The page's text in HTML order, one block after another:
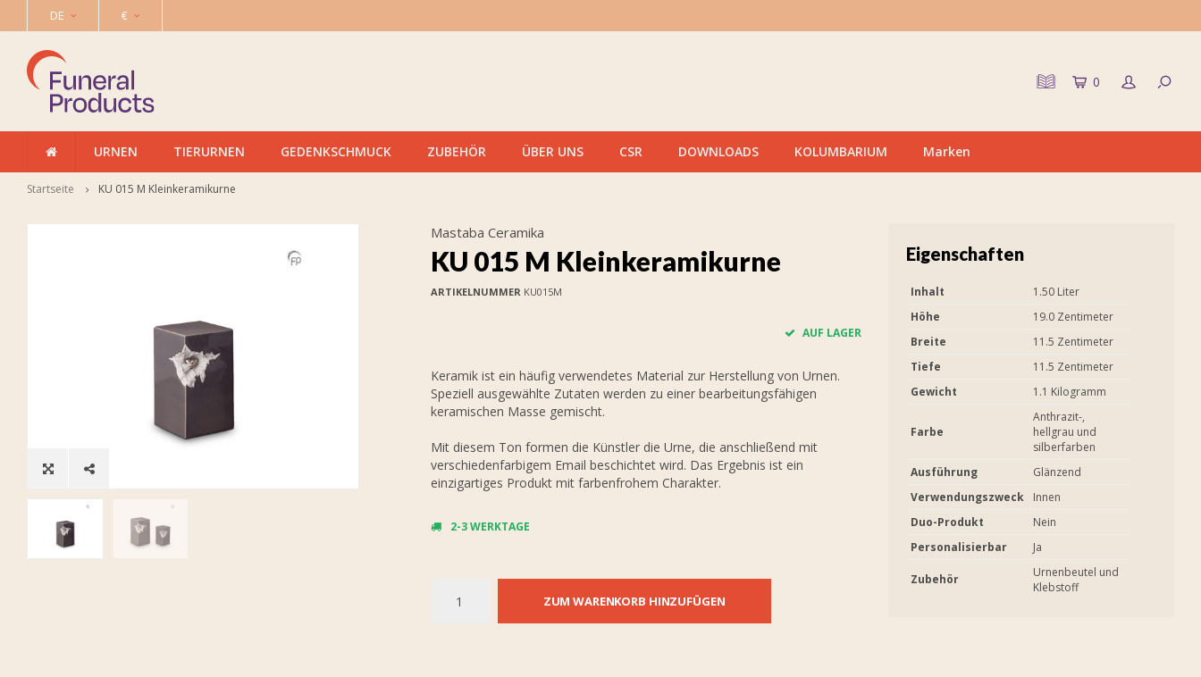
DE €
0
URNEN TIERURNEN GEDENKSCHMUCK ZUBEHÖR ÜBER UNS CSR DOWNLOADS KOLUMBARIUM Marken
Startseite KU 015 M Kleinkeramikurne
Mastaba Ceramika
KU 015 M Kleinkeramikurne
ARTIKELNUMMERKU015M
AUF LAGER
Keramik ist ein häufig verwendetes Material zur Herstellung von Urnen.
Speziell ausgewählte Zutaten werden zu einer bearbeitungsfähigen
keramischen Masse gemischt.
Mit diesem Ton formen die Künstler die Urne, die anschließend mit
verschiedenfarbigem Email beschichtet wird. Das Ergebnis ist ein
einzigartiges Produkt mit farbenfrohem Charakter.
2-3 WERKTAGE
ZUM WARENKORB HINZUFÜGEN
Eigenschaften
Inhalt
1.50 Liter
Höhe
19.0 Zentimeter
Breite
11.5 Zentimeter
Tiefe
11.5 Zentimeter
Gewicht
1.1 Kilogramm
Farbe
Anthrazit-,
hellgrau und
silberfarben
Ausführung
Glänzend
Verwendungszweck
Innen
Duo-Produkt
Nein
Personalisierbar
Ja
Zubehör
Urnenbeutel und
Klebstoff